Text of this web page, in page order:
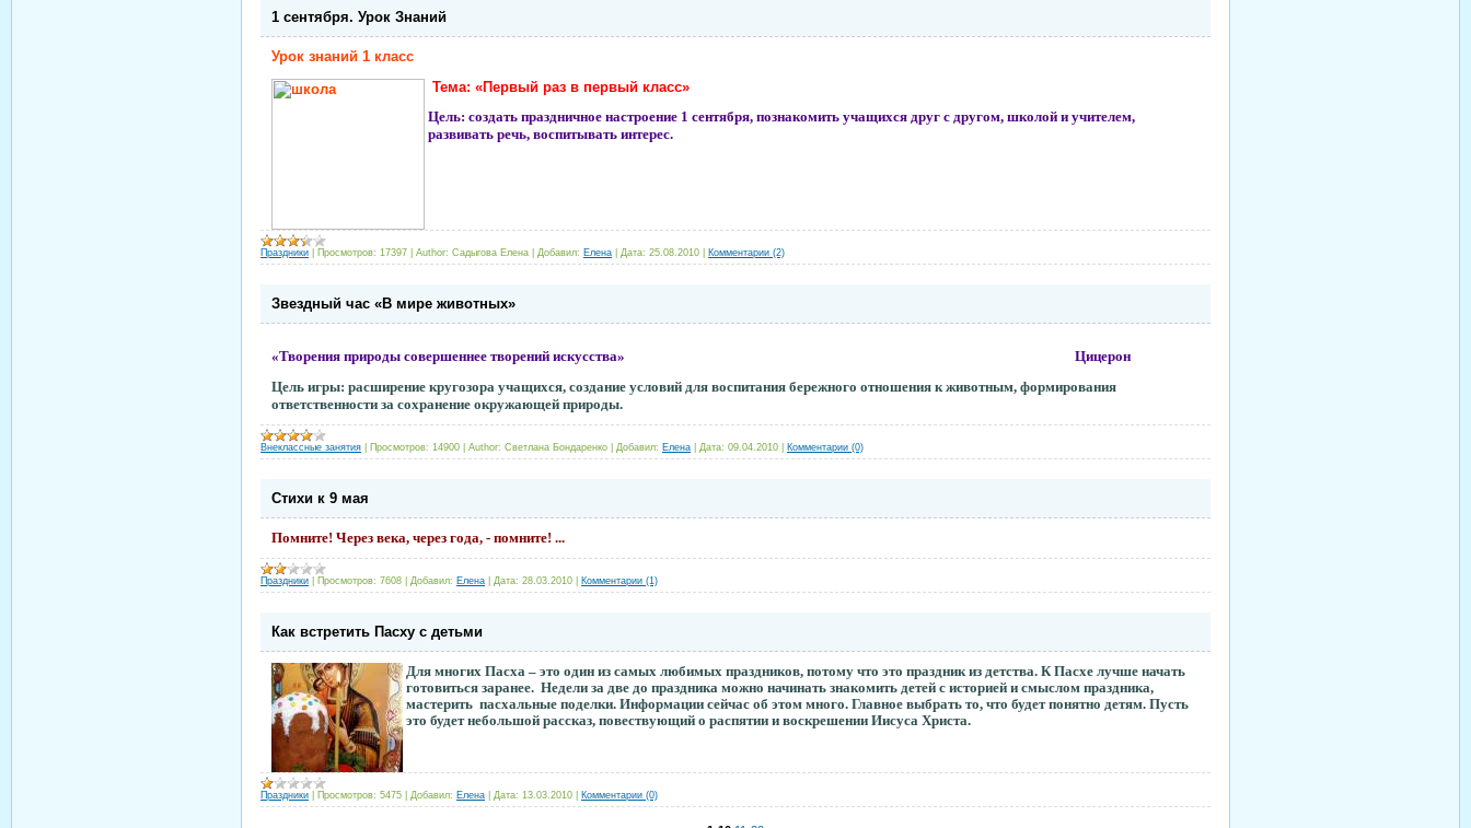
1 сентября. Урок Знаний
Урок знаний 1 класс
Тема: «Первый раз в первый класс»
Цель: создать праздничное настроение 1 сентября, познакомить учащихся друг с другом, школой и учителем,
развивать речь, воспитывать интерес.
Праздники Просмотров: 17397 Author: Садыгова Елена Добавил: Елена Дата: 25.08.2010 Комментарии (2)
Звездный час «В мире животных»
«Творения природы совершеннее творений искусства» Цицерон
Цель игры: расширение кругозора учащихся, создание условий для воспитания бережного отношения к животным, формирования
ответственности за сохранение окружающей природы.
Внеклассные занятия Просмотров: 14900 Author: Светлана Бондаренко Добавил: Елена Дата: 09.04.2010 Комментарии (0)
Стихи к 9 мая
Помните! Через века, через года, - помните! ...
Праздники Просмотров: 7608 Добавил: Елена Дата: 28.03.2010 Комментарии (1)
Как встретить Пасху с детьми
Для многих Пасха – это один из самых любимых праздников, потому что это праздник из детства. К Пасхе лучше начать
готовиться заранее. Недели за две до праздника можно начинать знакомить детей с историей и смыслом праздника,
мастерить пасхальные поделки. Информации сейчас об этом много. Главное выбрать то, что будет понятно детям. Пусть
это будет небольшой рассказ, повествующий о распятии и воскрешении Иисуса Христа.
Праздники Просмотров: 5475 Добавил: Елена Дата: 13.03.2010 Комментарии (0)